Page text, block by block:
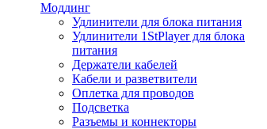
Моддинг
Удлинители для блока питания
Удлинители 1StPlayer для блока
питания
Держатели кабелей
Кабели и разветвители
Оплетка для проводов
Подсветка
Разъемы и коннекторы